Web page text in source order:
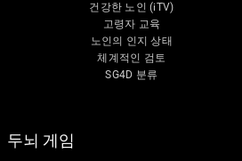
건강한 노인 (iTV)
고령자 교육
노인의 인지 상태
체계적인 검토
SG4D 분류
두뇌 게임